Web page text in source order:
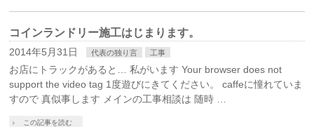
コインランドリー施工はじまります。
2014年5月31日 代表の独り言 工事
お店にトラックがあると… 私がいます Your browser does not
support the video tag 1度遊びにきてください。 caffeに憧れていま
すので 真似事します メインの工事相談は 随時 …
この記事を読む